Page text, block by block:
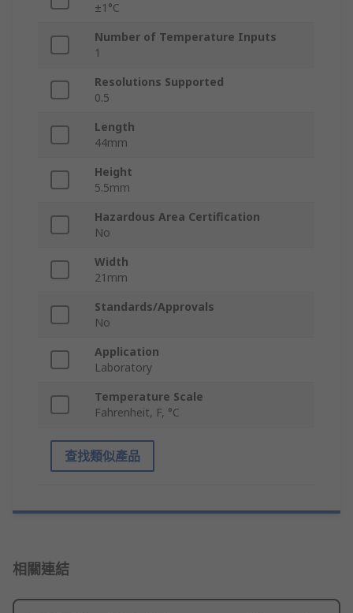
±1°C
Number of Temperature Inputs
1
Resolutions Supported
0.5
Length
44mm
Height
5.5mm
Hazardous Area Certification
No
Width
21mm
Standards/Approvals
No
Application
Laboratory
Temperature Scale
Fahrenheit, F, °C
查找類似產品
相關連結